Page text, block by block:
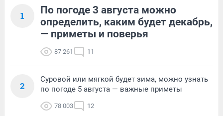
1
По погоде 3 августа можно
определить, каким будет декабрь,
— приметы и поверья
87 261 11
2
Суровой или мягкой будет зима, можно узнать
по погоде 5 августа — важные приметы
78 003 12